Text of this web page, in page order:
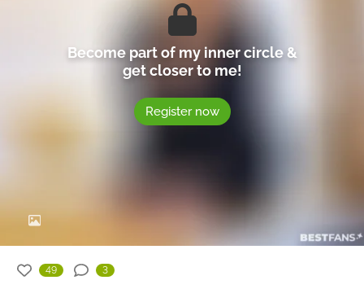
Become part of my inner circle &
get closer to me!
Register now
49 3